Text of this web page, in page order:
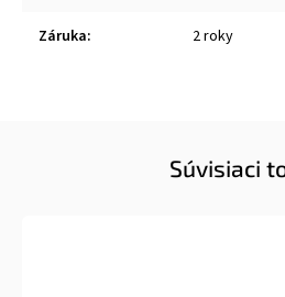
Záruka: 2 roky
Súvisiaci